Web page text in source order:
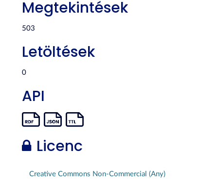
Megtekintések
503
Letöltések
0
API
Licenc
Creative Commons Non-Commercial (Any)